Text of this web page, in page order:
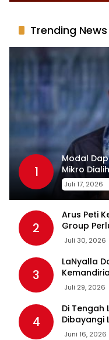
Trending News
1
Modal
Mikro
Juli 17, 2026
2
Arus Peti
Group
Juli 30, 2026
3
LaNyalla
Lewat PT
Juli 29, 2026
4
Di Tengah
Dibayangi
Juni 16, 2026